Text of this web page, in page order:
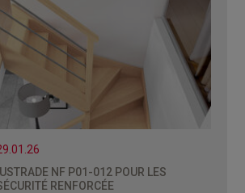
NF P01-012 POUR LES
RENFORCÉE